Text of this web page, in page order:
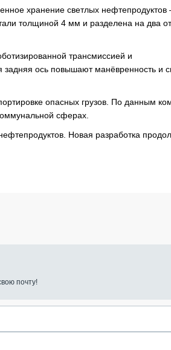
хранение светлых
толщиной 4 мм и разделена на два
трансмиссией и
ось повышают манёвренность и
опасных грузов. По данным
сферах.
Новая разработка
почту!